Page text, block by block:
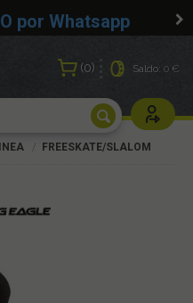
por Whatsapp
0 Saldo:0 €
Usuarios
FREESKATE/SLALOM